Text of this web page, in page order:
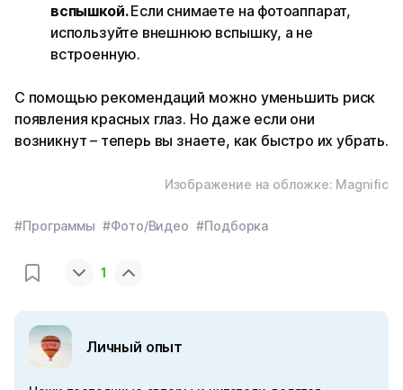
вспышкой.Если снимаете на фотоаппарат,
используйте внешнюю вспышку, а не
встроенную.
С помощью рекомендаций можно уменьшить риск
появления красных глаз. Но даже если они
возникнут – теперь вы знаете, как быстро их убрать.
Изображение на обложке: Magnific
#Программы #Фото/Видео #Подборка
1
Личный опыт